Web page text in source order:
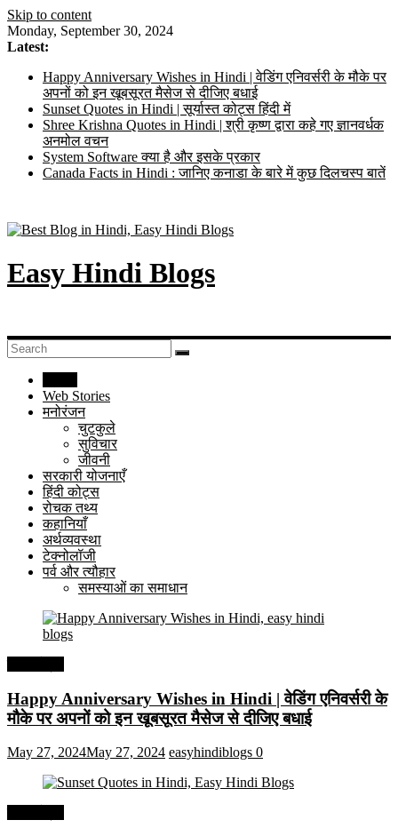
Skip to content
Monday, September 30, 2024
Latest:
Happy Anniversary Wishes in Hindi | वेडिंग एनिवर्सरी के मौके पर
अपनों को इन खूबसूरत मैसेज से दीजिए बधाई
Sunset Quotes in Hindi | सूर्यास्त कोट्स हिंदी में
Shree Krishna Quotes in Hindi | श्री कृष्ण द्वारा कहे गए ज्ञानवर्धक
अनमोल वचन
System Software क्या है और इसके प्रकार
Canada Facts in Hindi : जानिए कनाडा के बारे में कुछ दिलचस्प बातें
Easy Hindi Blogs
Web Stories
मनोरंजन
चुटकुले
सुविचार
जीवनी
सरकारी योजनाएँ
हिंदी कोट्स
रोचक तथ्य
कहानियाँ
अर्थव्यवस्था
टेक्नोलॉजी
पर्व और त्यौहार
समस्याओं का समाधान
Happy Anniversary Wishes in Hindi | वेडिंग एनिवर्सरी के
मौके पर अपनों को इन खूबसूरत मैसेज से दीजिए बधाई
May 27, 2024May 27, 2024 easyhindiblogs 0